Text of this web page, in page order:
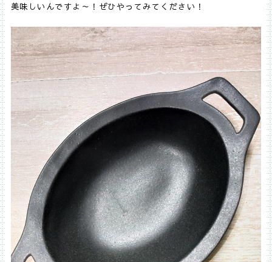
美味しいんですよ～！ぜひやってみてください！